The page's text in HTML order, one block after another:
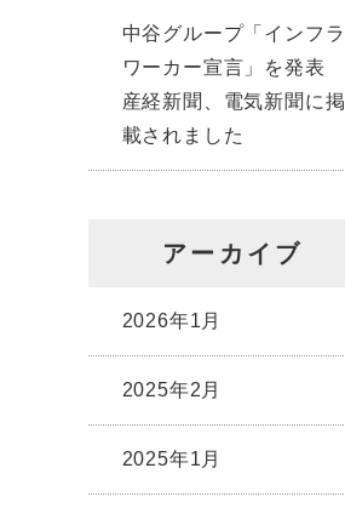
中谷グループ「インフラ
ワーカー宣言」を発表
産経新聞、電気新聞に掲
載されました
アーカイブ
2026年1月
2025年2月
2025年1月